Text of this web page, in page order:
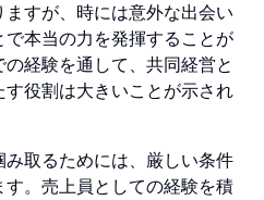
すが、時には意外な出会い
本当の力を発揮することが
経験を通して、共同経営と
役割は大きいことが示され
取るためには、厳しい条件
。売上員としての経験を積